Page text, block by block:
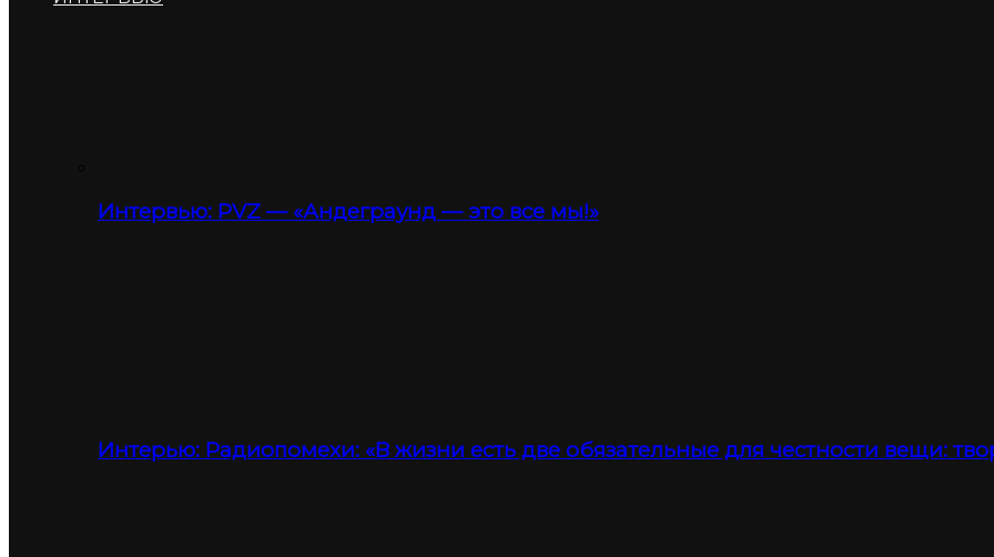
Интервью: PVZ — «Андеграунд — это все мы!»
Интерью: Радиопомехи: «В жизни есть две обязательные для честности вещи: